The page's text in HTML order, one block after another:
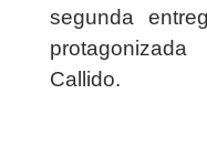
segunda
Callido.